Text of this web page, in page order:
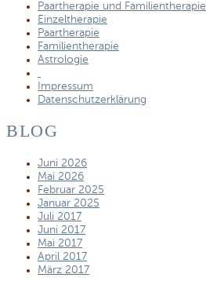
Paartherapie und Familientherapie
Einzeltherapie
Paartherapie
Familientherapie
Astrologie
Impressum
Datenschutzerklärung
BLOG
Juni 2026
Mai 2026
Februar 2025
Januar 2025
Juli 2017
Juni 2017
Mai 2017
April 2017
März 2017